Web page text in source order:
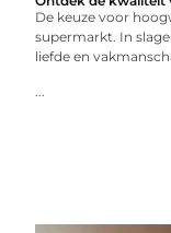
De keuze voor
supermarkt. In
liefde en
...